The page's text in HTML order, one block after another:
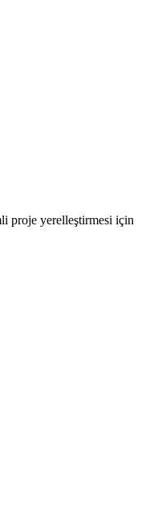
proje yerelleştirmesi için